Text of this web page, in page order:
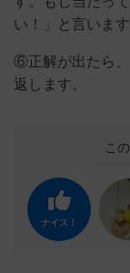
い！」と言います
⑥正解が出たら
返します。
こ
ナイス！